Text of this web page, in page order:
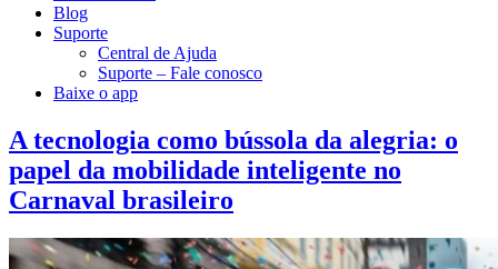
Blog
Suporte
Central de Ajuda
Suporte – Fale conosco
Baixe o app
A tecnologia como bússola da alegria: o
papel da mobilidade inteligente no
Carnaval brasileiro